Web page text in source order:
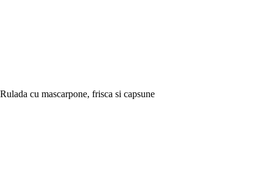
Rulada cu mascarpone, frisca si capsune